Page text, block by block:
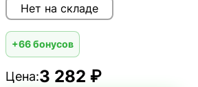
Нет на складе
+66 бонусов
Цена:3 282 ₽